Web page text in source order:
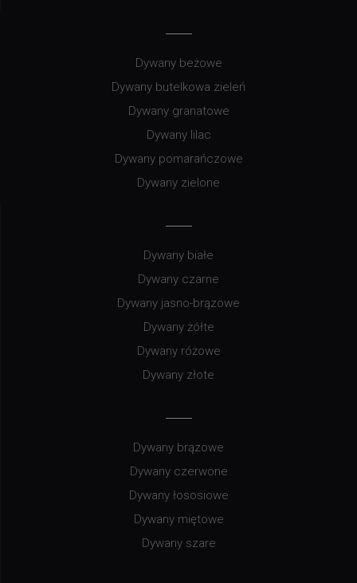
Dywany beżowe
Dywany butelkowa zieleń
Dywany granatowe
Dywany lilac
Dywany pomarańczowe
Dywany zielone
Dywany białe
Dywany czarne
Dywany jasno-brązowe
Dywany żółte
Dywany różowe
Dywany złote
Dywany brązowe
Dywany czerwone
Dywany łososiowe
Dywany miętowe
Dywany szare